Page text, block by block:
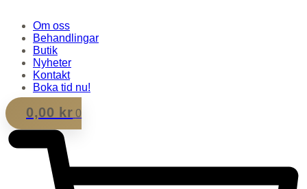
Om oss
Behandlingar
Butik
Nyheter
Kontakt
Boka tid nu!
0,00 kr 0